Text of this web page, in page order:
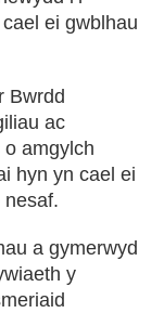
ei gwblhau
Bwrdd
ac
amgylch
hyn yn cael ei
a gymerwyd
y